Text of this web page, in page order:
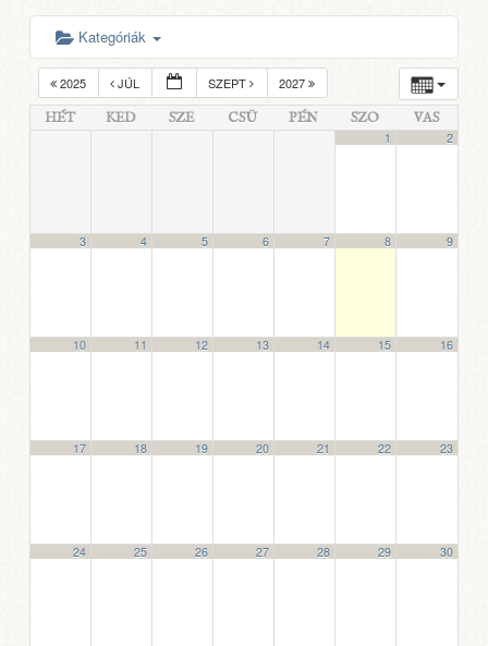
Kategóriák
2025 JÚL SZEPT
2027
HÉT
KED SZE CSÜ PÉN SZO VAS
1 2
3 4 5 6 7 8 9
10 11 12 13 14 15 16
17 18 19 20 21 22 23
24 25 26 27 28 29 30